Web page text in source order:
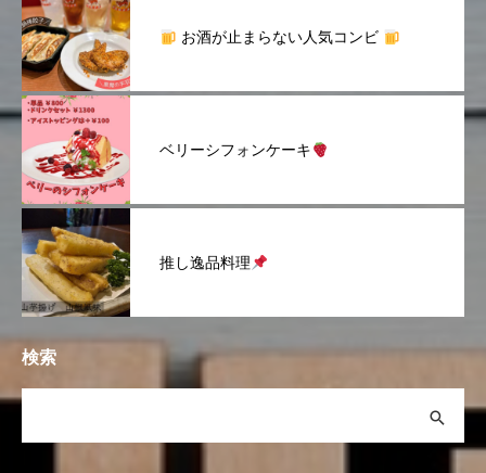
お酒が止まらない人気コンビ
ベリーシフォンケーキ
推し逸品料理
検索